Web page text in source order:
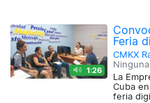
1:26
Feria
CMKX
La
Cuba
feria